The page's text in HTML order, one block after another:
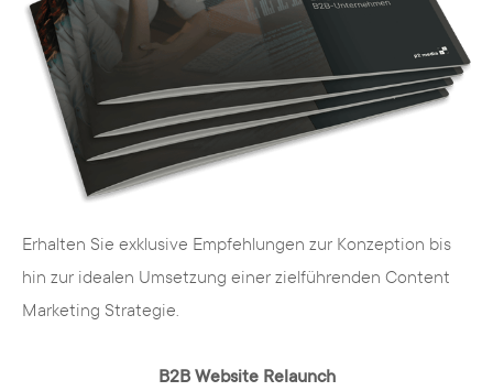
Erhalten Sie exklusive Empfehlungen zur Konzeption bis
hin zur idealen Umsetzung einer zielführenden Content
Marketing Strategie.
B2B Website Relaunch